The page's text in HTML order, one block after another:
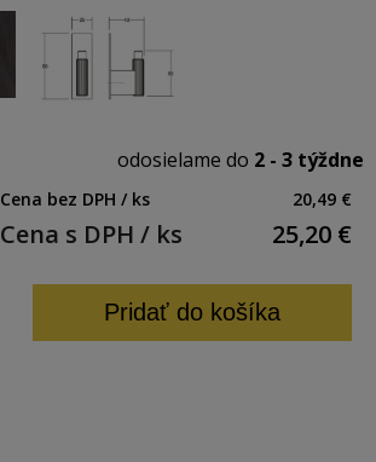
odosielame do 2 - 3 týždne
Cena bez DPH / ks 20,49 €
Cena s DPH / ks 25,20 €
Pridať do košíka